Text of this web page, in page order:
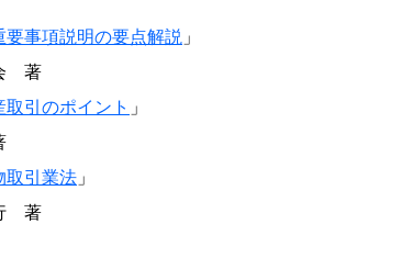
事項説明の要点解説 」
著
引のポイント 」
取引業法 」
著